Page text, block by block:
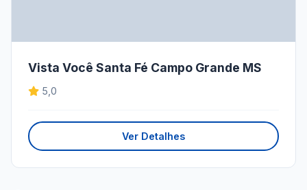
Vista Você Santa Fé Campo Grande MS
5,0
Ver Detalhes